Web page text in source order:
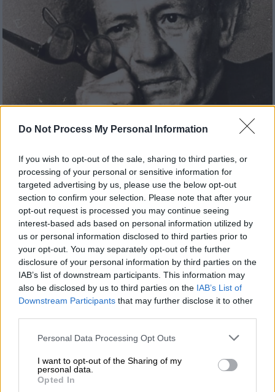
Do Not Process My Personal Information
If you wish to opt-out of the sale, sharing to third parties, or
processing of your personal or sensitive information for
targeted advertising by us, please use the below opt-out
section to confirm your selection. Please note that after your
opt-out request is processed you may continue seeing
interest-based ads based on personal information utilized by
us or personal information disclosed to third parties prior to
your opt-out. You may separately opt-out of the further
disclosure of your personal information by third parties on the
IAB’s list of downstream participants. This information may
also be disclosed by us to third parties on the IAB’s List of
Downstream Participants that may further disclose it to other
Please note that this website/app uses one or more Google
not limited to your visit or usage behaviour. You may click to
grant or deny consent to Google and its third-party tags to
use your data for below specified purposes in below Google
Personal Data Processing Opt Outs
I want to opt-out of the Sharing of my
personal data.
Opted In
Ιστορία|04.09.2023 07:55
Ο άνθρωπος με τις υπερφυσικές
ικανότητες που τρόμαξε τον Χίτλερ,
φοβόταν ο Στάλιν και μισούσε ο Μπέρια
– Ο μάγος που άφησε άναυδους Φρόιντ
και Αϊνστάιν
Ο Βολφ Μέσινγκ ήταν μάγος, υπνωτιστής,
μάντης, μέντιουμ και πολλοί στο πρόσωπό
του αναγνώριζαν έναν άνθρωπο σαν τον
κόμη Καλιόστρο, τον Ιταλό τυχοδιώκτης και
αυτοαποκαλούμενο μάγο του 18ου αιώνα.